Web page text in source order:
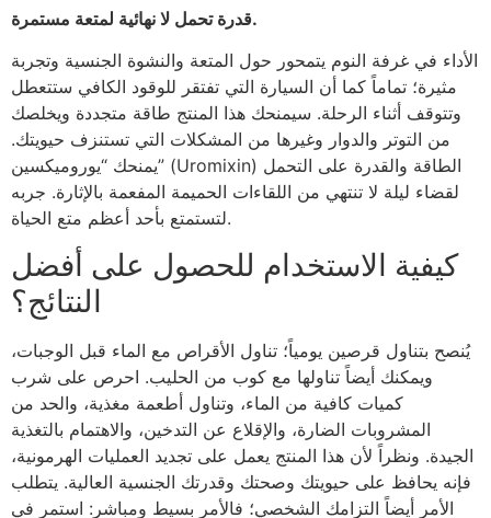
قدرة تحمل لا نهائية لمتعة مستمرة.
الأداء في غرفة النوم يتمحور حول المتعة والنشوة الجنسية وتجربة
مثيرة؛ تماماً كما أن السيارة التي تفتقر للوقود الكافي ستتعطل
وتتوقف أثناء الرحلة. سيمنحك هذا المنتج طاقة متجددة ويخلصك
من التوتر والدوار وغيرها من المشكلات التي تستنزف حيويتك.
يمنحك “يوروميكسين” (Uromixin) الطاقة والقدرة على التحمل
لقضاء ليلة لا تنتهي من اللقاءات الحميمة المفعمة بالإثارة. جربه
لتستمتع بأحد أعظم متع الحياة.
كيفية الاستخدام للحصول على أفضل
النتائج؟
يُنصح بتناول قرصين يومياً؛ تناول الأقراص مع الماء قبل الوجبات،
ويمكنك أيضاً تناولها مع كوب من الحليب. احرص على شرب
كميات كافية من الماء، وتناول أطعمة مغذية، والحد من
المشروبات الضارة، والإقلاع عن التدخين، والاهتمام بالتغذية
الجيدة. ونظراً لأن هذا المنتج يعمل على تجديد العمليات الهرمونية،
فإنه يحافظ على حيويتك وصحتك وقدرتك الجنسية العالية. يتطلب
الأمر أيضاً التزامك الشخصي؛ فالأمر بسيط ومباشر: استمر في